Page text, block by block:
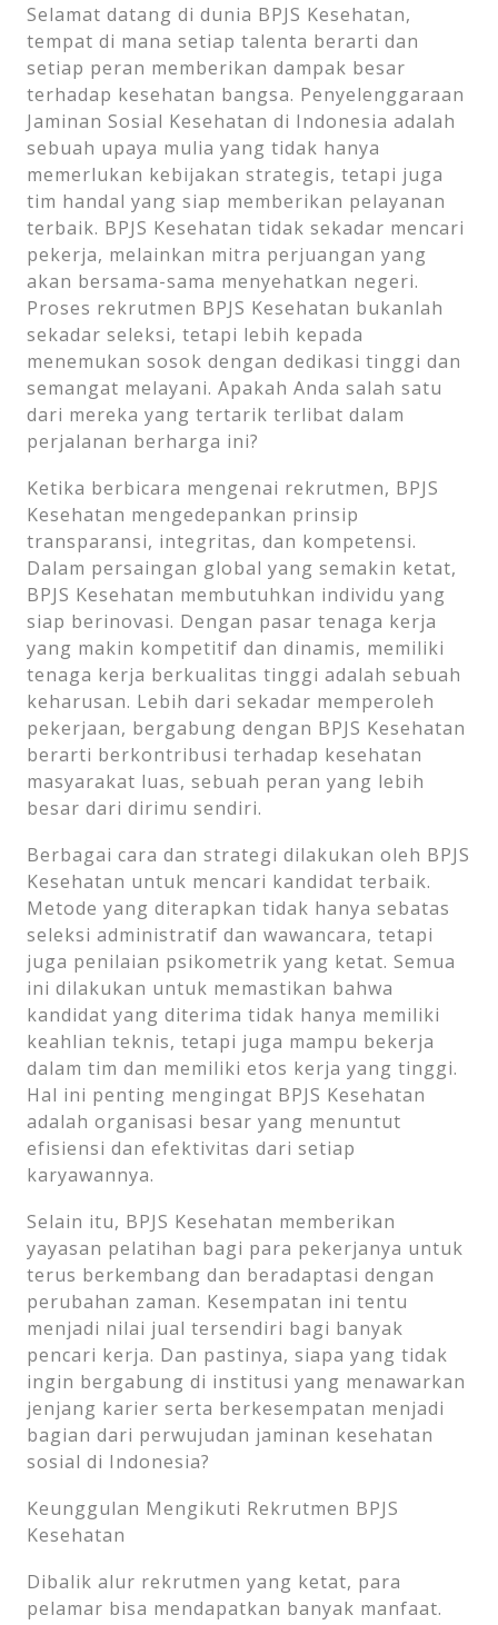
Selamat datang di dunia BPJS Kesehatan,
tempat di mana setiap talenta berarti dan
setiap peran memberikan dampak besar
terhadap kesehatan bangsa. Penyelenggaraan
Jaminan Sosial Kesehatan di Indonesia adalah
sebuah upaya mulia yang tidak hanya
memerlukan kebijakan strategis, tetapi juga
tim handal yang siap memberikan pelayanan
terbaik. BPJS Kesehatan tidak sekadar mencari
pekerja, melainkan mitra perjuangan yang
akan bersama-sama menyehatkan negeri.
Proses rekrutmen BPJS Kesehatan bukanlah
sekadar seleksi, tetapi lebih kepada
menemukan sosok dengan dedikasi tinggi dan
semangat melayani. Apakah Anda salah satu
dari mereka yang tertarik terlibat dalam
perjalanan berharga ini?
Ketika berbicara mengenai rekrutmen, BPJS
Kesehatan mengedepankan prinsip
transparansi, integritas, dan kompetensi.
Dalam persaingan global yang semakin ketat,
BPJS Kesehatan membutuhkan individu yang
siap berinovasi. Dengan pasar tenaga kerja
yang makin kompetitif dan dinamis, memiliki
tenaga kerja berkualitas tinggi adalah sebuah
keharusan. Lebih dari sekadar memperoleh
pekerjaan, bergabung dengan BPJS Kesehatan
berarti berkontribusi terhadap kesehatan
masyarakat luas, sebuah peran yang lebih
besar dari dirimu sendiri.
Berbagai cara dan strategi dilakukan oleh BPJS
Kesehatan untuk mencari kandidat terbaik.
Metode yang diterapkan tidak hanya sebatas
seleksi administratif dan wawancara, tetapi
juga penilaian psikometrik yang ketat. Semua
ini dilakukan untuk memastikan bahwa
kandidat yang diterima tidak hanya memiliki
keahlian teknis, tetapi juga mampu bekerja
dalam tim dan memiliki etos kerja yang tinggi.
Hal ini penting mengingat BPJS Kesehatan
adalah organisasi besar yang menuntut
efisiensi dan efektivitas dari setiap
karyawannya.
Selain itu, BPJS Kesehatan memberikan
yayasan pelatihan bagi para pekerjanya untuk
terus berkembang dan beradaptasi dengan
perubahan zaman. Kesempatan ini tentu
menjadi nilai jual tersendiri bagi banyak
pencari kerja. Dan pastinya, siapa yang tidak
ingin bergabung di institusi yang menawarkan
jenjang karier serta berkesempatan menjadi
bagian dari perwujudan jaminan kesehatan
sosial di Indonesia?
Keunggulan Mengikuti Rekrutmen BPJS
Kesehatan
Dibalik alur rekrutmen yang ketat, para
pelamar bisa mendapatkan banyak manfaat.